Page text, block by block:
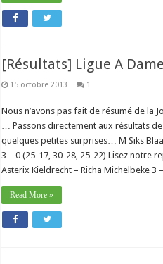
[Résultats] Ligue A
15 octobre 2013 1
Nous n’avons pas fait de résumé de la
… Passons directement aux résultats
quelques petites surprises… M Siks
3 – 0 (25-17, 30-28, 25-22) Lisez notre
Asterix Kieldrecht – Richa Michelbeke 3
Read More »